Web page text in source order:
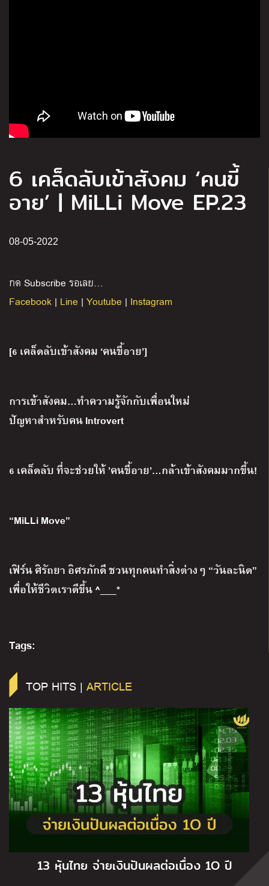
6 เคล็ดลับเข้าสังคม ‘คนขี้
อาย’ | MiLLi Move EP.23
08-05-2022
กด Subscribe รอเลย…
Facebook | Line | Youtube | Instagram
[6 เคล็ดลับเข้าสังคม ‘คนขี้อาย’]
การเข้าสังคม…ทำความรู้จักกับเพื่อนใหม่
ปัญหาสำหรับคน Introvert
6 เคล็ดลับ ที่จะช่วยให้ ’คนขี้อาย’…กล้าเข้าสังคมมากขึ้น!
“MiLLi Move”
เฟิร์น ศิรัถยา อิศรภักดี ชวนทุกคนทำสิ่งต่างๆ “วันละนิด”
เพื่อให้ชีวิตเราดีขึ้น ^___*
Tags:
TOP HITS | ARTICLE
13 หุ้นไทย จ่ายเงินปันผลต่อเนื่อง 1O ปี